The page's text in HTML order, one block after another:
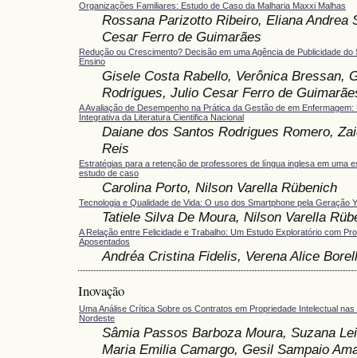
Organizações Familiares: Estudo de Caso da Malharia Maxxi Malhas
Rossana Parizotto Ribeiro, Eliana Andrea
Cesar Ferro de Guimarães
Redução ou Crescimento? Decisão em uma Agência de Publicidade do
Ensino
Gisele Costa Rabello, Verônica Bressan,
Rodrigues, Julio Cesar Ferro de
A Avaliação de Desempenho na Prática da Gestão de em
Integrativa da Literatura Cientifica Nacional
Daiane dos Santos Rodrigues Romero,
Reis
Estratégias para a retenção de professores de língua inglesa em uma
estudo de caso
Carolina Porto, Nilson Varella Rübenich
Tecnologia e Qualidade de Vida: O uso dos Smartphone pela Geração Y
Tatiele Silva De Moura, Nilson Varella
A Relação entre Felicidade e Trabalho: Um Estudo Exploratório com
Aposentados
Andréa Cristina Fidelis, Verena Alice
Inovação
Uma Análise Crítica Sobre os Contratos em Propriedade Intelectual
Nordeste
Sâmia Passos Barboza Moura, Suzana
Maria Emilia Camargo, Gesil Sampaio